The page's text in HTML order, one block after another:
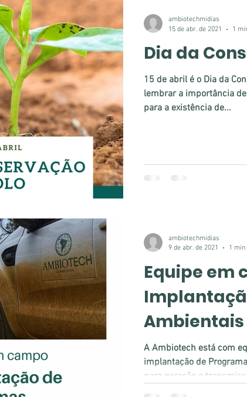
Dia da
15 de abril é o Dia da
lembrar a importância
para a existência de...
ambiotechmidias
15 de abr. de 2021
1
Equipe em
Ambientais
A Ambiotech está com
implantação de
para geração e
ambiotechmidias
9 de abr. de 2021
1